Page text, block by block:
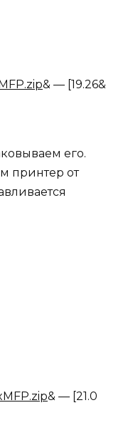
& — [19.26&
его.
принтер от
& — [21.0